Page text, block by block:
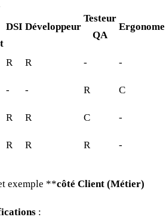
DSI Développeur
Testeur
QA
Ergonome
R R -
-
- - R C
R R C
-
R R R -
exemple **côté Client (Métier)
: